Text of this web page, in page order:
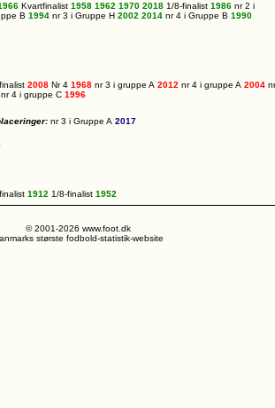
Kvartfinalist 1958 1962 1970 2018 1/8-finalist 1986 nr 2 i
B 1994 nr 3 i Gruppe H 2002 2014 nr 4 i Gruppe B 1990
2008 Nr 4 1968 nr 3 i gruppe A 2012 nr 4 i gruppe A 2004 nr
nr 4 i gruppe C 1996
nr 3 i Gruppe A 2017
1912 1/8-finalist 1952
© 2001-2026 www.foot.dk
største fodbold-statistik-website